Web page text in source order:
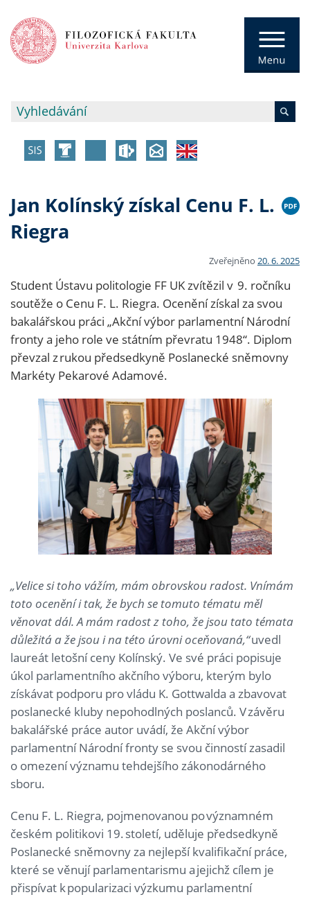
Jan Kolínský získal Cenu F. L.
Riegra
Zveřejněno 20. 6. 2025
Student Ústavu politologie FF UK zvítězil v 9. ročníku
soutěže o Cenu F. L. Riegra. Ocenění získal za svou
bakalářskou práci „Akční výbor parlamentní Národní
fronty a jeho role ve státním převratu 1948“. Diplom
převzal z rukou předsedkyně Poslanecké sněmovny
Markéty Pekarové Adamové.
„Velice si toho vážím, mám obrovskou radost. Vnímám
toto ocenění i tak, že bych se tomuto tématu měl
věnovat dál. A mám radost z toho, že jsou tato témata
důležitá a že jsou i na této úrovni oceňovaná,“uvedl
laureát letošní ceny Kolínský. Ve své práci popisuje
úkol parlamentního akčního výboru, kterým bylo
získávat podporu pro vládu K. Gottwalda a zbavovat
poslanecké kluby nepohodlných poslanců. V závěru
bakalářské práce autor uvádí, že Akční výbor
parlamentní Národní fronty se svou činností zasadil
o omezení významu tehdejšího zákonodárného
sboru.
Cenu F. L. Riegra, pojmenovanou po významném
českém politikovi 19. století, uděluje předsedkyně
Poslanecké sněmovny za nejlepší kvalifikační práce,
které se věnují parlamentarismu a jejichž cílem je
přispívat k popularizaci výzkumu parlamentní